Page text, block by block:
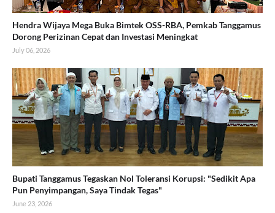
Hendra Wijaya Mega Buka Bimtek OSS-RBA, Pemkab Tanggamus
Dorong Perizinan Cepat dan Investasi Meningkat
July 06, 2026
Bupati Tanggamus Tegaskan Nol Toleransi Korupsi: "Sedikit Apa
Pun Penyimpangan, Saya Tindak Tegas"
June 23, 2026